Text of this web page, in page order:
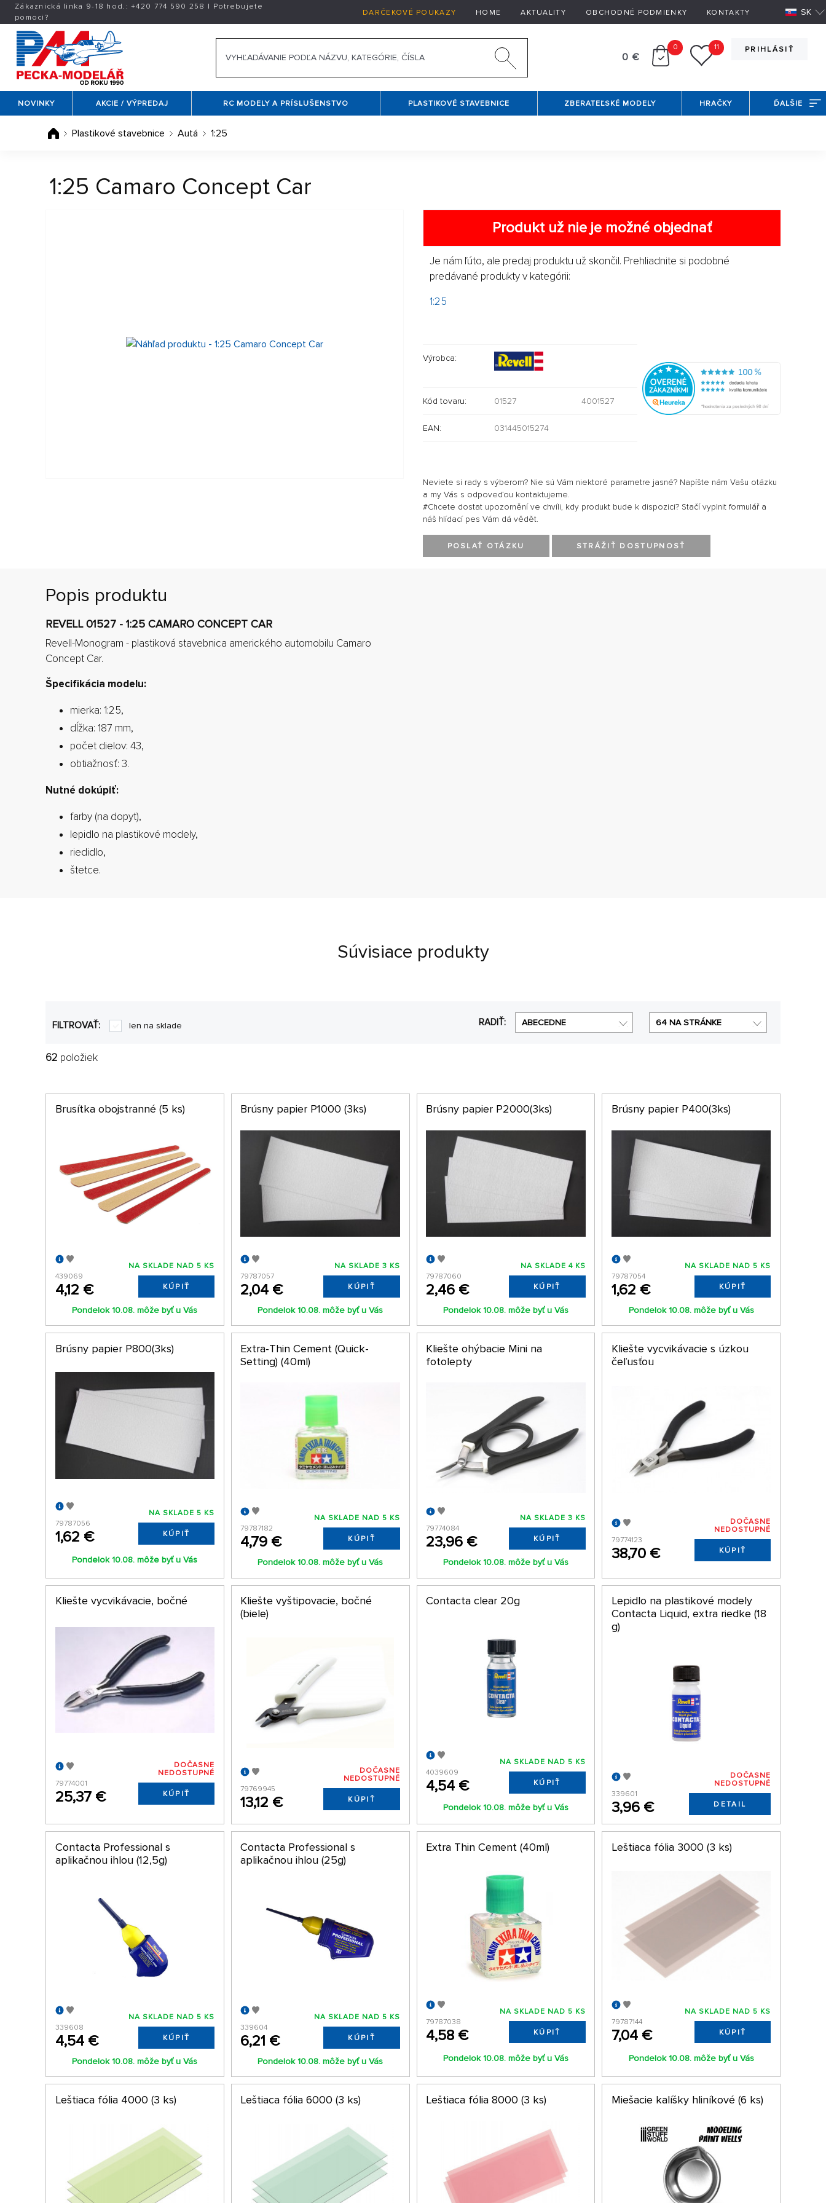
Zákaznická linka 9-18 hod.:+420 774 590 258 | Potrebujete
pomoci?
DARČEKOVÉ POUKAZY HOME AKTUALITY OBCHODNÉ PODMIENKY KONTAKTY SK
PRIHLÁSIŤ
0 €
0 11
NOVINKY AKCIE / VÝPREDAJ RC MODELY A PRÍSLUŠENSTVO PLASTIKOVÉ STAVEBNICE ZBERATEĽSKÉ MODELY HRAČKY ĎALŠIE
Plastikové stavebnice Autá 1:25
1:25 Camaro Concept Car
Produkt už nie je možné objednať
Je nám ľúto, ale predaj produktu už skončil. Prehliadnite si podobné
predávané produkty v kategórii:
1:25
Výrobca:
Kód tovaru: 01527 4001527
EAN: 031445015274
Neviete si rady s výberom? Nie sú Vám niektoré parametre jasné? Napíšte nám Vašu otázku
a my Vás s odpoveďou kontaktujeme.
#Chcete dostat upozornění ve chvíli, kdy produkt bude k dispozici? Stačí vyplnit formulář a
náš hlídací pes Vám dá vědět.
POSLAŤ OTÁZKU STRÁŽIŤ DOSTUPNOSŤ
Popis produktu
REVELL 01527 - 1:25 CAMARO CONCEPT CAR
Revell-Monogram - plastiková stavebnica amerického automobilu Camaro
Concept Car.
Špecifikácia modelu:
mierka: 1:25,
dĺžka: 187 mm,
počet dielov: 43,
obtiažnosť: 3.
Nutné dokúpiť:
farby (na dopyt),
lepidlo na plastikové modely,
riedidlo,
štetce.
Súvisiace produkty
FILTROVAŤ: len na sklade RADIŤ: ABECEDNE 64 NA STRÁNKE
62 položiek
Brusítka obojstranné (5 ks)
439069
4,12 €
NA SKLADE NAD 5 KS
KÚPIŤ
Pondelok 10.08. môže byť u Vás
Brúsny papier P1000 (3ks)
79787057
2,04 €
NA SKLADE 3 KS
KÚPIŤ
Pondelok 10.08. môže byť u Vás
Brúsny papier P2000(3ks)
79787060
2,46 €
NA SKLADE 4 KS
KÚPIŤ
Pondelok 10.08. môže byť u Vás
Brúsny papier P400(3ks)
79787054
1,62 €
NA SKLADE NAD 5 KS
KÚPIŤ
Pondelok 10.08. môže byť u Vás
Brúsny papier P800(3ks)
79787056
1,62 €
NA SKLADE 5 KS
KÚPIŤ
Pondelok 10.08. môže byť u Vás
Extra-Thin Cement (Quick-
Setting) (40ml)
79787182
4,79 €
NA SKLADE NAD 5 KS
KÚPIŤ
Pondelok 10.08. môže byť u Vás
Kliešte ohýbacie Mini na
fotolepty
79774084
23,96 €
NA SKLADE 3 KS
KÚPIŤ
Pondelok 10.08. môže byť u Vás
Kliešte vycvikávacie s úzkou
čeľusťou
79774123
38,70 €
DOČASNE
NEDOSTUPNÉ
KÚPIŤ
Kliešte vycvikávacie, bočné
79774001
25,37 €
DOČASNE
NEDOSTUPNÉ
KÚPIŤ
Kliešte vyštipovacie, bočné
(biele)
79769945
13,12 €
DOČASNE
NEDOSTUPNÉ
KÚPIŤ
Contacta clear 20g
4039609
4,54 €
NA SKLADE NAD 5 KS
KÚPIŤ
Pondelok 10.08. môže byť u Vás
Lepidlo na plastikové modely
Contacta Liquid, extra riedke (18
g)
339601
3,96 €
DOČASNE
NEDOSTUPNÉ
DETAIL
Contacta Professional s
aplikačnou ihlou (12,5g)
339608
4,54 €
NA SKLADE NAD 5 KS
KÚPIŤ
Pondelok 10.08. môže byť u Vás
Contacta Professional s
aplikačnou ihlou (25g)
339604
6,21 €
NA SKLADE NAD 5 KS
KÚPIŤ
Pondelok 10.08. môže byť u Vás
Extra Thin Cement (40ml)
79787038
4,58 €
NA SKLADE NAD 5 KS
KÚPIŤ
Pondelok 10.08. môže byť u Vás
Leštiaca fólia 3000 (3 ks)
79787144
7,04 €
NA SKLADE NAD 5 KS
KÚPIŤ
Pondelok 10.08. môže byť u Vás
Leštiaca fólia 4000 (3 ks) Leštiaca fólia 6000 (3 ks) Leštiaca fólia 8000 (3 ks) Miešacie kalíšky hliníkové (6 ks)